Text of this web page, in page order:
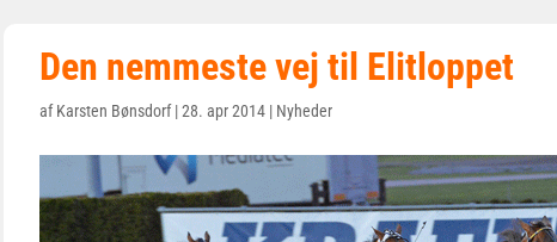
Den nemmeste vej til Elitloppet
afKarsten Bønsdorf|28. apr 2014 | Nyheder